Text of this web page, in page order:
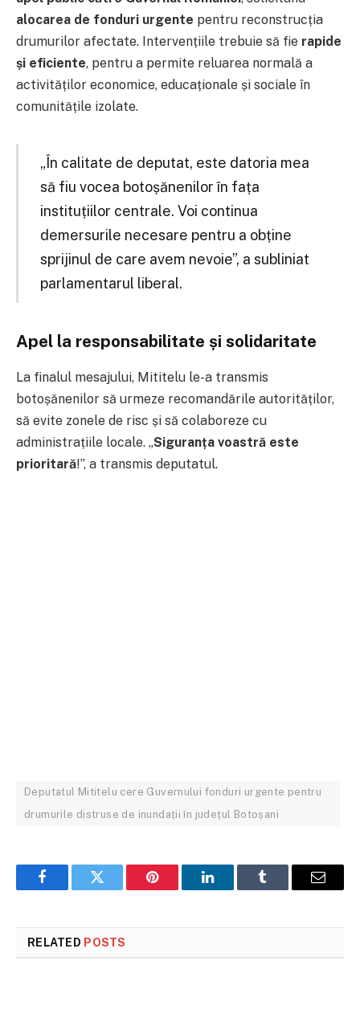
alocarea de fonduri urgente pentru reconstrucția
drumurilor afectate. Intervențiile trebuie să fie rapide
și eficiente, pentru a permite reluarea normală a
activităților economice, educaționale și sociale în
comunitățile izolate.
„În calitate de deputat, este datoria mea
să fiu vocea botoșănenilor în fața
instituțiilor centrale. Voi continua
demersurile necesare pentru a obține
sprijinul de care avem nevoie”, a subliniat
parlamentarul liberal.
Apel la responsabilitate și solidaritate
La finalul mesajului, Mititelu le-a transmis
botoșănenilor să urmeze recomandările autorităților,
să evite zonele de risc și să colaboreze cu
administrațiile locale. „Siguranța voastră este
prioritară!”, a transmis deputatul.
Deputatul Mititelu cere Guvernului fonduri urgente pentru
drumurile distruse de inundații în județul Botoșani
FacebookTwitter Pinterest LinkedInTumblr Email
RELATED POSTS